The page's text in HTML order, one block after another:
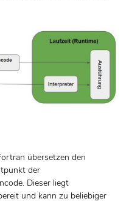
übersetzen den
der
Dieser liegt
und kann zu beliebiger